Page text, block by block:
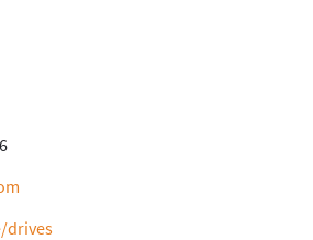
drives